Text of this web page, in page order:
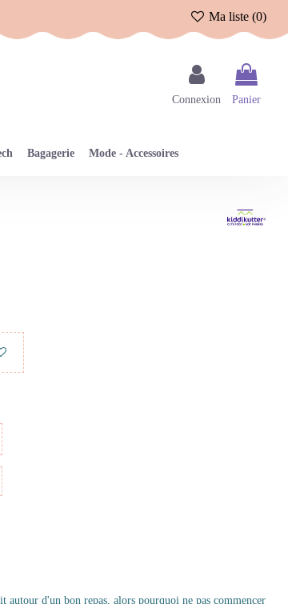
Ma liste (0)
Connexion Panier
Bagagerie Mode - Accessoires
d'un bon repas, alors pourquoi ne pas commencer